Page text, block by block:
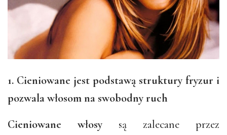
1. Cieniowane jest podstawą struktury fryzur i
pozwala włosom na swobodny ruch
Cieniowane włosy są zalecane przez